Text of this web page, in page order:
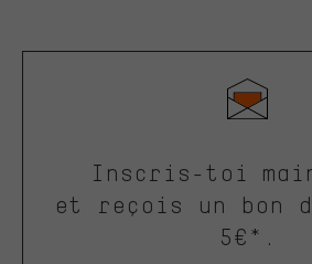
Inscris-toi
et reçois un bon
5€*.